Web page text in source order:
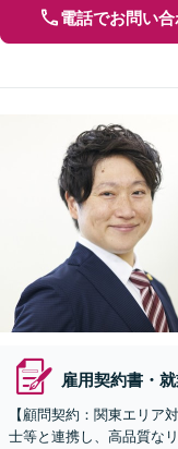
電話でお問い合
雇用契約書・
【顧問契約：関東エリア
士等と連携し、高品質な